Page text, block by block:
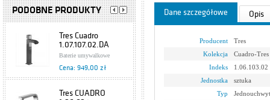
PODOBNE PRODUKTY
Tres Cuadro
1.07.107.02.DA
Baterie umywalkowe
Cena: 949,00 zł
Tres CUADRO
Dane szczegółowe Opis
Producent
Tres
Kolekcja
Cuadro-Tres
Indeks
1.06.103.02
Jednostka
sztuka
Typ